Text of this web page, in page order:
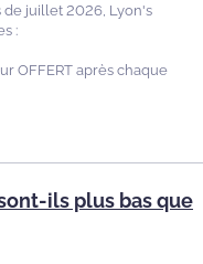
de juillet 2026, Lyon's
:
OFFERT après chaque
ils plus bas que